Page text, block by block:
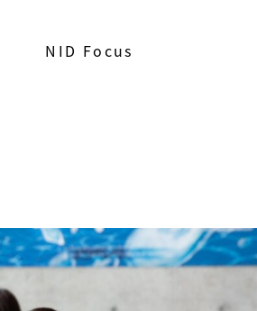
NID Focus